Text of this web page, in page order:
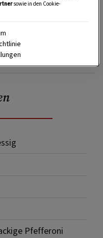
Pfefferoni
sowie in den Cookie-